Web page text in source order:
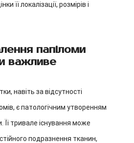
її локалізації, розмірів і
папіломи
важливе
навіть за відсутності
є патологічним утворенням
Її тривале існування може
подразнення тканин,